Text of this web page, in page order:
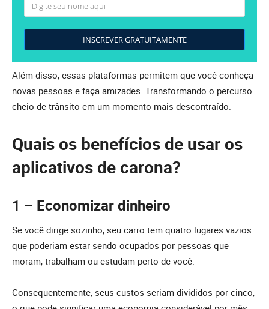
INSCREVER GRATUITAMENTE
Além disso, essas plataformas permitem que você conheça
novas pessoas e faça amizades. Transformando o percurso
cheio de trânsito em um momento mais descontraído.
Quais os benefícios de usar os
aplicativos de carona?
1 – Economizar dinheiro
Se você dirige sozinho, seu carro tem quatro lugares vazios
que poderiam estar sendo ocupados por pessoas que
moram, trabalham ou estudam perto de você.
Consequentemente, seus custos seriam divididos por cinco,